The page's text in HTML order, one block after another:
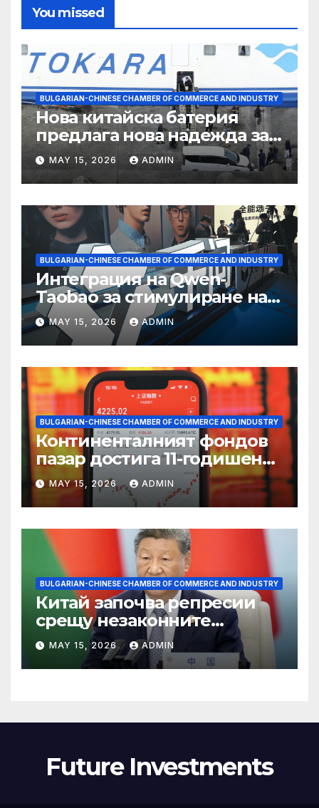
You missed
BULGARIAN-CHINESE CHAMBER OF COMMERCE AND INDUSTRY
Нова китайска батерия
предлага нова надежда за
съхранение на водород
MAY 15, 2026 ADMIN
BULGARIAN-CHINESE CHAMBER OF COMMERCE AND INDUSTRY
Интеграция на Qwen-
Taobao за стимулиране на
пазаруването 618
MAY 15, 2026 ADMIN
BULGARIAN-CHINESE CHAMBER OF COMMERCE AND INDUSTRY
Континенталният фондов
пазар достига 11-годишен
връх
MAY 15, 2026 ADMIN
BULGARIAN-CHINESE CHAMBER OF COMMERCE AND INDUSTRY
Китай започва репресии
срещу незаконните
практики в сектора на TCM
MAY 15, 2026 ADMIN
Future Investments